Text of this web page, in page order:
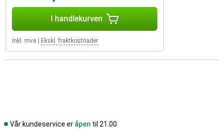
I handlekurven
Inkl. mva Ekskl. fraktkostnader
Vår kundeservice er åpen til 21.00